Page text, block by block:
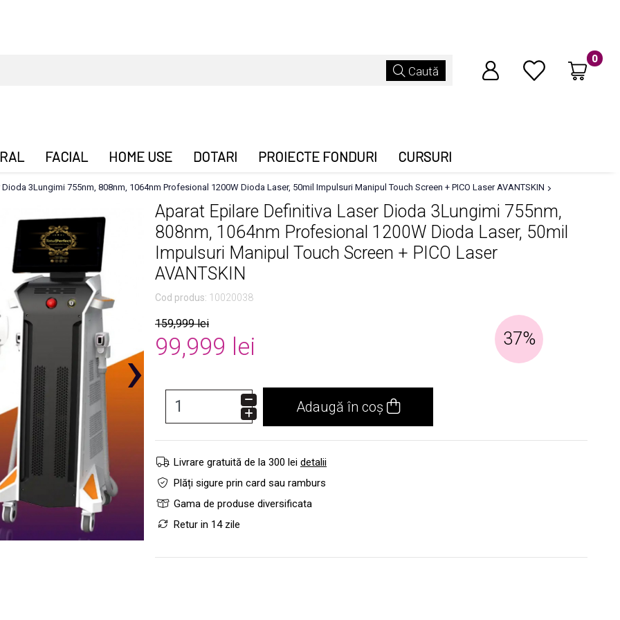
Caută
0
FACIAL HOME USE DOTARI PROIECTE FONDURI CURSURI
3Lungimi 755nm, 808nm, 1064nm Profesional 1200W Dioda Laser, 50mil Impulsuri Manipul Touch Screen + PICO Laser AVANTSKIN
›
Aparat Epilare Definitiva Laser Dioda 3Lungimi 755nm,
808nm, 1064nm Profesional 1200W Dioda Laser, 50mil
Impulsuri Manipul Touch Screen + PICO Laser
AVANTSKIN
Cod produs: 10020038
159,999 lei
99,999 lei 37%
Adaugă în coș
Livrare gratuită de la 300 lei detalii
Plăți sigure prin card sau ramburs
Gama de produse diversificata
Retur in 14 zile